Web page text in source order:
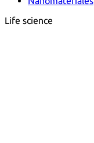
Life science